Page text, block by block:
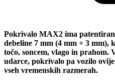
Pokrivalo MAX2 ima
debeline 7 mm (4 mm + 3 mm),
točo, soncem, vlago in prahom.
udarce, pokrivalo pa vozilo
vseh vremenskih razmerah.